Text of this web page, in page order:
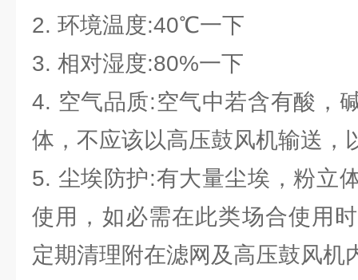
2. 环境温度:40℃一下
3. 相对湿度:80%一下
4. 空气品质:空气中若含有酸，
体，不应该以高压鼓风机输送，
5. 尘埃防护:有大量尘埃，粉立
使用，如必需在此类场合使用
定期清理附在滤网及高压鼓风机